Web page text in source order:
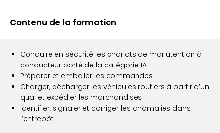
Contenu de la formation
Conduire en sécurité les chariots de manutention à
conducteur porté de la catégorie 1A
Préparer et emballer les commandes
Charger, décharger les véhicules routiers à partir d’un
quai et expédier les marchandises
Identifier, signaler et corriger les anomalies dans
l’entrepôt